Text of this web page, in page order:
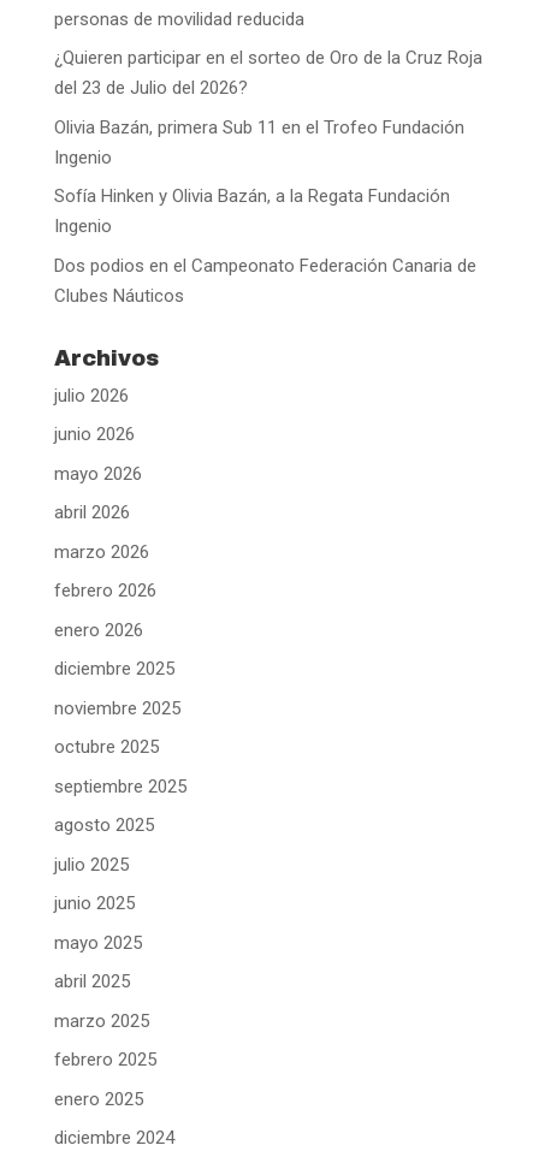
personas de movilidad reducida
¿Quieren participar en el sorteo de Oro de la Cruz Roja
del 23 de Julio del 2026?
Olivia Bazán, primera Sub 11 en el Trofeo Fundación
Ingenio
Sofía Hinken y Olivia Bazán, a la Regata Fundación
Ingenio
Dos podios en el Campeonato Federación Canaria de
Clubes Náuticos
Archivos
julio 2026
junio 2026
mayo 2026
abril 2026
marzo 2026
febrero 2026
enero 2026
diciembre 2025
noviembre 2025
octubre 2025
septiembre 2025
agosto 2025
julio 2025
junio 2025
mayo 2025
abril 2025
marzo 2025
febrero 2025
enero 2025
diciembre 2024